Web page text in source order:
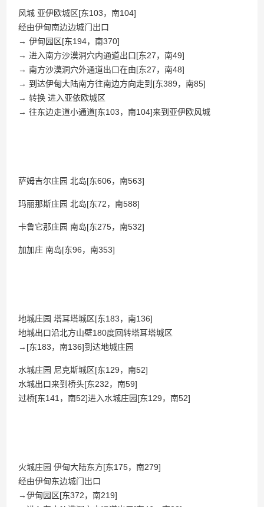
风城 亚伊欧城区[东103，南104]
经由伊甸南边边城门出口
→ 伊甸园区[东194，南370]
→ 进入南方沙漠洞穴内通道出口[东27，南49]
→ 南方沙漠洞穴外通道出口在由[东27，南48]
→ 到达伊甸大陆南方往南边方向走到[东389，南85]
→ 转换 进入亚依欧城区
→ 往东边走道小通道[东103，南104]来到亚伊欧风城
萨姆吉尔庄园 北岛[东606，南563]
玛丽那斯庄园 北岛[东72，南588]
卡鲁它那庄园 南岛[东275，南532]
加加庄 南岛[东96，南353]
地城庄园 塔耳塔城区[东183，南136]
地城出口沿北方山壁180度回转塔耳塔城区
→[东183，南136]到达地城庄园
水城庄园 尼克斯城区[东129，南52]
水城出口来到桥头[东232，南59]
过桥[东141，南52]进入水城庄园[东129，南52]
火城庄园 伊甸大陆东方[东175，南279]
经由伊甸东边城门出口
→伊甸园区[东372，南219]